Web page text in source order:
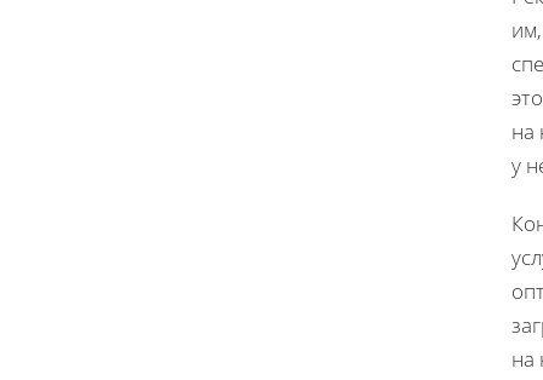
на
у
на